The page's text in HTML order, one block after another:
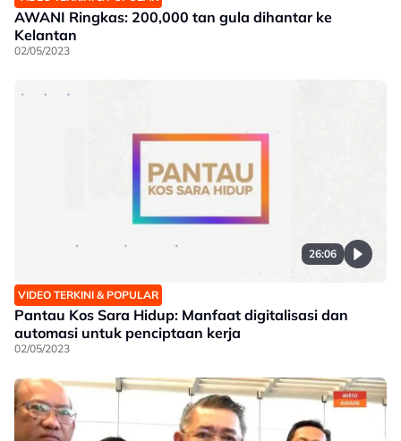
AWANI Ringkas: 200,000 tan gula dihantar ke
Kelantan
02/05/2023
26:06
VIDEO TERKINI & POPULAR
Pantau Kos Sara Hidup: Manfaat digitalisasi dan
automasi untuk penciptaan kerja
02/05/2023